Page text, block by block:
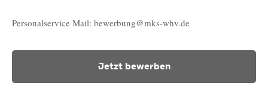
Personalservice Mail: bewerbung@mks-whv.de
Jetzt bewerben